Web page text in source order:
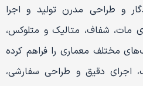
و طراحی مدرن تولید و اجرا
شفاف، متالیک و متلوکس،
مختلف معماری را فراهم کرده
اجرای دقیق و طراحی سفارشی،